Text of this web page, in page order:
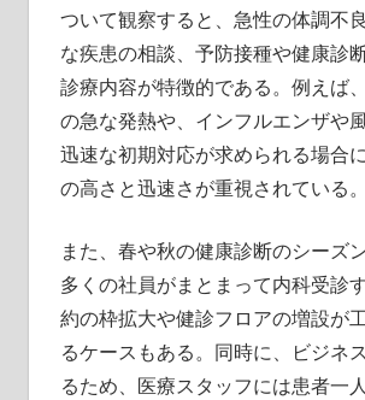
ついて観察すると、急性の体調不
な疾患の相談、予防接種や健康診
診療内容が特徴的である。例えば
の急な発熱や、インフルエンザや
迅速な初期対応が求められる場合
の高さと迅速さが重視されている。
また、春や秋の健康診断のシーズ
多くの社員がまとまって内科受診
約の枠拡大や健診フロアの増設が
るケースもある。同時に、ビジネ
るため、医療スタッフには患者一